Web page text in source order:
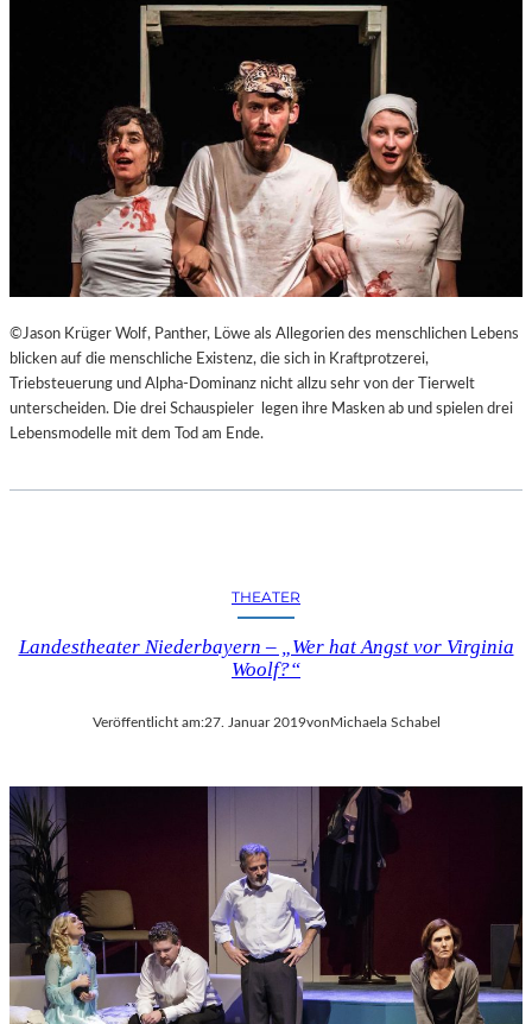
©Jason Krüger Wolf, Panther, Löwe als Allegorien des menschlichen Lebens
blicken auf die menschliche Existenz, die sich in Kraftprotzerei,
Triebsteuerung und Alpha-Dominanz nicht allzu sehr von der Tierwelt
unterscheiden. Die drei Schauspieler legen ihre Masken ab und spielen drei
Lebensmodelle mit dem Tod am Ende.
THEATER
Landestheater Niederbayern – „Wer hat Angst vor Virginia
Woolf?“
Veröffentlicht am:27. Januar 2019vonMichaela Schabel